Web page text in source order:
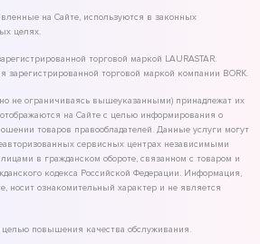
на Сайте, используются в законных
целях.
торговой маркой LAURASTAR.
зарегистрированной торговой маркой компании BORK.
не ограничиваясь вышеуказанными) принадлежат их
на Сайте с целью информирования о
товаров правообладателей. Данные услуги могут
сервисных центрах независимыми
в гражданском обороте, связанном с товаром и
кодекса Российской Федерации. Информация,
носит ознакомительный характер и не является
целью повышения качества обслуживания.